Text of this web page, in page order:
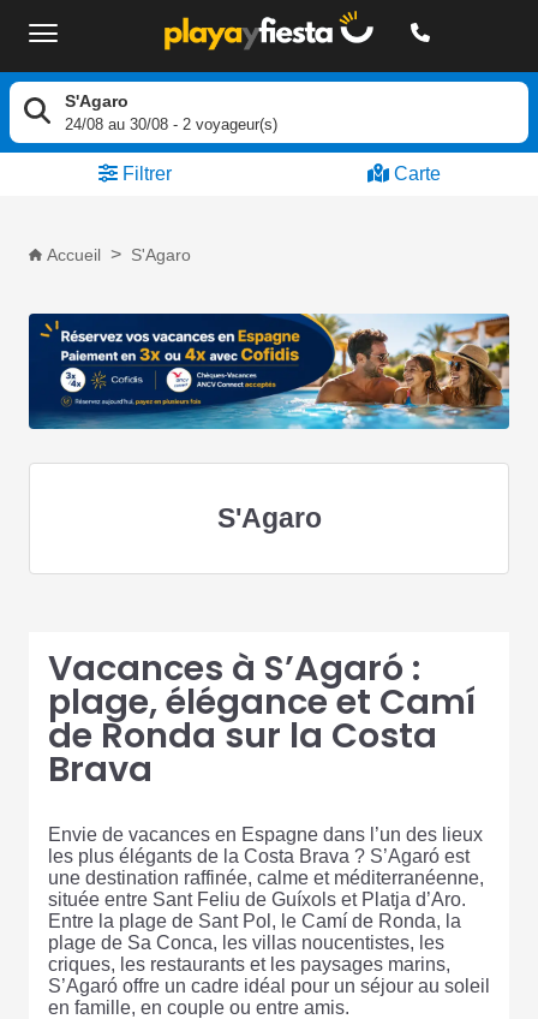
S'Agaro
24/08 au30/08 -2 voyageur(s)
Filtrer Carte
Accueil S'Agaro
S'Agaro
Vacances à S’Agaró :
plage, élégance et Camí
de Ronda sur la Costa
Brava
Envie de vacances en Espagne dans l’un des lieux
les plus élégants de la Costa Brava ? S’Agaró est
une destination raffinée, calme et méditerranéenne,
située entre Sant Feliu de Guíxols et Platja d’Aro.
Entre la plage de Sant Pol, le Camí de Ronda, la
plage de Sa Conca, les villas noucentistes, les
criques, les restaurants et les paysages marins,
S’Agaró offre un cadre idéal pour un séjour au soleil
en famille, en couple ou entre amis.